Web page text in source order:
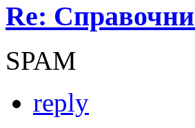
Re:
SPAM
reply